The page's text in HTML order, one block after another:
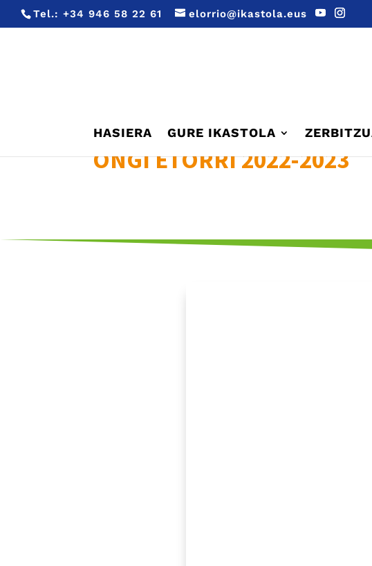
Tel.: +34 946 58 22 61 elorrio@ikastola.eus
HASIERA GURE IKASTOLA
ONGI ETORRI 2022-2023